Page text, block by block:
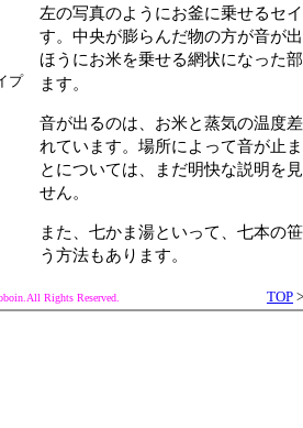
プ
左の写真のようにお釜に乗せるセ
す。中央が膨らんだ物の方が音が
ほうにお米を乗せる網状になった
ます。
音が出るのは、お米と蒸気の温度
れています。場所によって音が止
とについては、まだ明快な説明を
せん。
また、七かま湯といって、七本の
う方法もあります。
Rights Reserved. TOP